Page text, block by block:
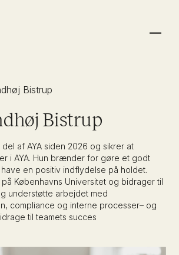
& Family Athletes
Team
FAQ
Bistrup
Bistrup
af AYA siden 2026 og sikrer at
i AYA. Hun brænder for gøre et godt
en positiv indflydelse på holdet.
Københavns Universitet og bidrager til
understøtte arbejdet med
compliance og interne processer– og
til teamets succes